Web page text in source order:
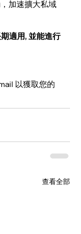
加速擴大私域
適用, 並能進行
以獲取您的
查看全部